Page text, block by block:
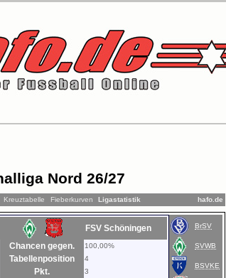
Nord 26/27
Kreuztabelle Fieberkurven Ligastatistik hafo.de
FSV Schöningen
Chancen gegen.
100,00%
Tabellenposition
4
Pkt.
3
BrSV
SVWB
BSVKE